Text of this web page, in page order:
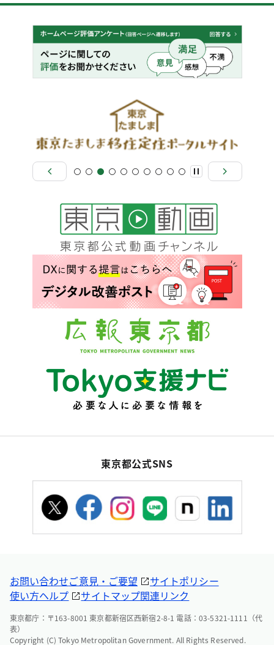
東京都公式SNS
お問い合わせご意見・ご要望
サイトポリシー
使い方ヘルプ
サイトマップ関連リンク
東京都庁：〒163-8001 東京都新宿区西新宿2-8-1 電話：03-5321-1111（代
表）
Copyright (C) Tokyo Metropolitan Government. All Rights Reserved.